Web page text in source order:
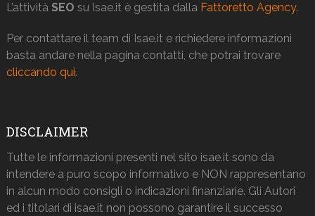
L’attività SEO su Isae.it è gestita dalla Fattoretto Agency.
Per contattare il team di Isae.it e richiedere informazioni
basta andare nella pagina contatti, che potrai trovare
cliccando qui.
DISCLAIMER
Tutte le informazioni presenti nel sito isae.it sono da
intendere a puro scopo informativo e NON rappresentano
in alcun modo consigli o indicazioni finanziarie. Gli Autori
ed i titolari di isae.it non possono garantire il successo